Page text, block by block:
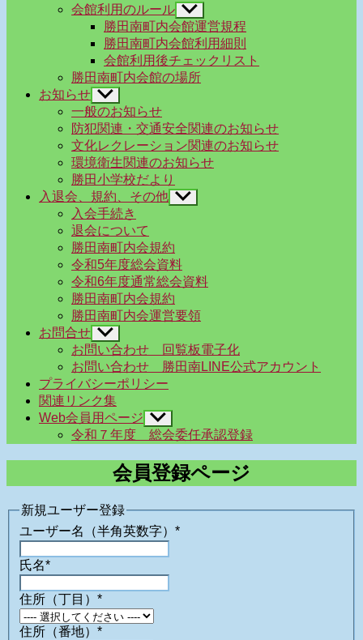
会館利用のルール サ
ブ
メ
ュ
ー
示
勝田南町内会館運営規程
勝田南町内会館利用細則
会館利用後チェックリスト
勝田南町内会館の場所
お知らせ サ
ブ
メ
ニ
ュ
ー
を
表
示
一般のお知らせ
防犯関連・交通安全関連のお知らせ
文化レクレーション関連のお知らせ
環境衛生関連のお知らせ
勝田小学校だより
入退会、規約、その他 サ
ュ
ー
を
示
入会手続き
退会について
勝田南町内会規約
令和5年度総会資料
令和6年度通常総会資料
勝田南町内会規約
勝田南町内会運営要領
お問合せ サ
ブ
メ
ュ
ー
を
表
お問い合わせ 回覧板電子化
お問い合わせ 勝田南LINE公式アカウント
プライバシーポリシー
関連リンク集
Web会員用ページ サ
ブ
メ
ニ
ュ
示
令和７年度 総会委任承認登録
会員登録ページ
新規ユーザー登録
ユーザー名（半角英数字） *
氏名*
住所（丁目） *
住所（番地） *